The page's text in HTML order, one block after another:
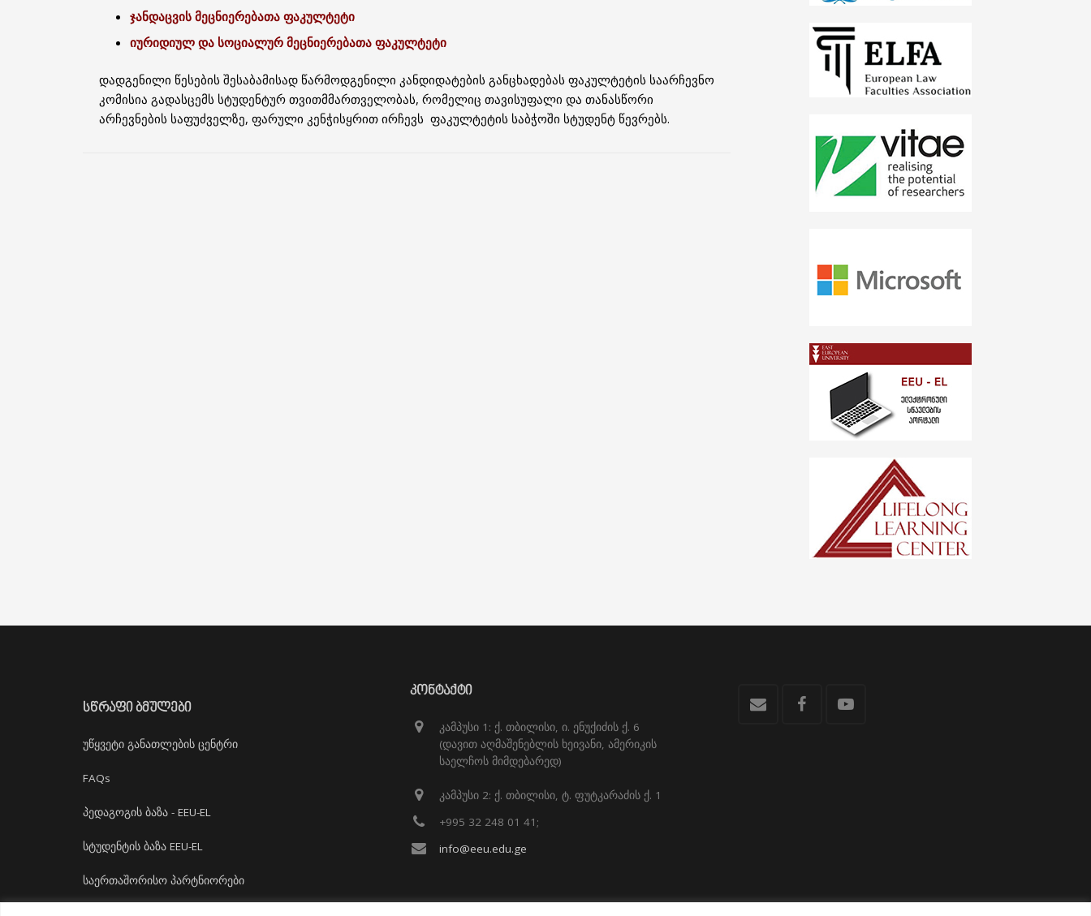
ჯანდაცვის მეცნიერებათა ფაკულტეტი
იურიდიულ და სოციალურ მეცნიერებათა ფაკულტეტი
დადგენილი წესების შესაბამისად წარმოდგენილი კანდიდატების განცხადებას ფაკულტეტის საარჩევნო
კომისია გადასცემს სტუდენტურ თვითმმართველობას, რომელიც თავისუფალი და თანასწორი
არჩევნების საფუძველზე, ფარული კენჭისყრით ირჩევს ფაკულტეტის საბჭოში სტუდენტ წევრებს.
ᲡᲬᲠᲐᲤᲘ ᲑᲛᲣᲚᲔᲑᲘ
უწყვეტი განათლების ცენტრი
FAQs
პედაგოგის ბაზა - EEU-EL
სტუდენტის ბაზა EEU-EL
საერთაშორისო პარტნიორები
ᲙᲝᲜᲢᲐᲥᲢᲘ
კამპუსი 1: ქ. თბილისი, ი. ენუქიძის ქ. 6
(დავით აღმაშენებლის ხეივანი, ამერიკის
საელჩოს მიმდებარედ)
კამპუსი 2: ქ. თბილისი, ტ. ფუტკარაძის ქ. 1
+995 32 248 01 41;
info@eeu.edu.ge